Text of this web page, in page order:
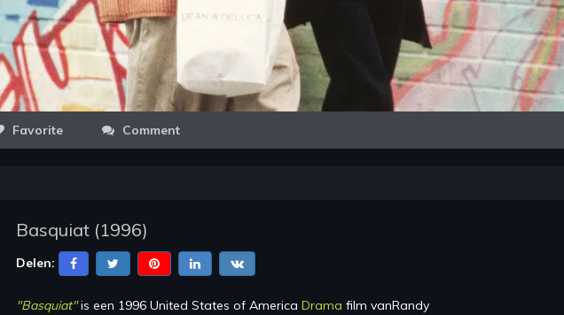
Favorite Comment
Basquiat (1996)
Delen:
"Basquiat"is een 1996 United States of America Drama film vanRandy